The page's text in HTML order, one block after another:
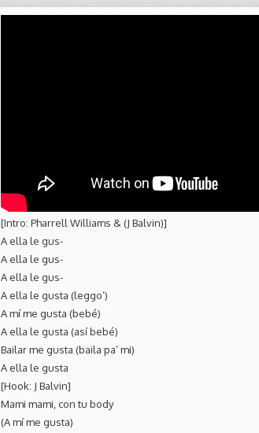
[Intro: Pharrell Williams & (J Balvin)]
A ella le gus-
A ella le gus-
A ella le gus-
A ella le gusta (leggo’)
A mí me gusta (bebé)
A ella le gusta (así bebé)
Bailar me gusta (baila pa’ mi)
A ella le gusta
[Hook: J Balvin]
Mami mami, con tu body
(A mí me gusta)